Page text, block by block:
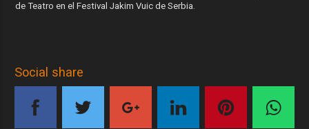
de Teatro en el Festival Jakim Vuic de Serbia.
Social share